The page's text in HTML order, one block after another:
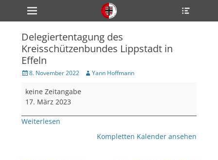
zum
Inhalt
Primärmenü
Delegiertentagung des
Kreisschützenbundes Lippstadt in
Effeln
Veröffentlicht
8. November 2022 Author
Yann Hoffmann
Delegiertentagung
des
Kreisschützenbundes
Lippstadt
keine Zeitangabe
17. März 2023
Weiterlesen
Kompletten Kalender ansehen